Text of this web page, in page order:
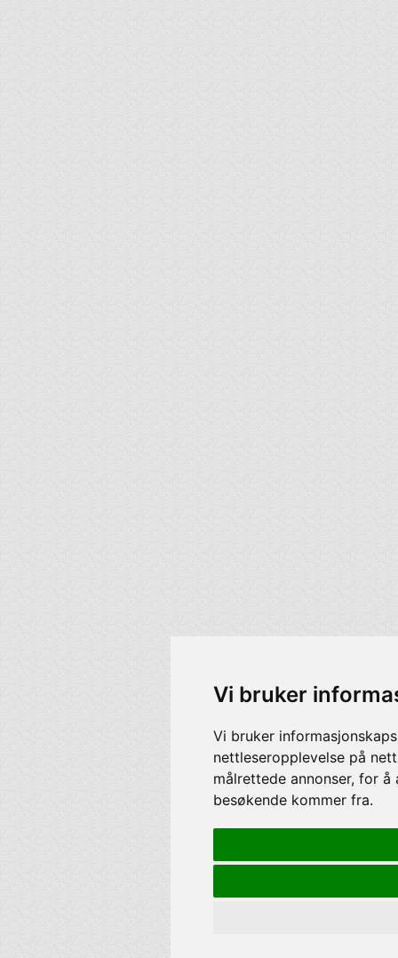
Vi bruker
Vi bruker
nettleseropplevelse på
målrettede annonser, for
besøkende kommer fra.